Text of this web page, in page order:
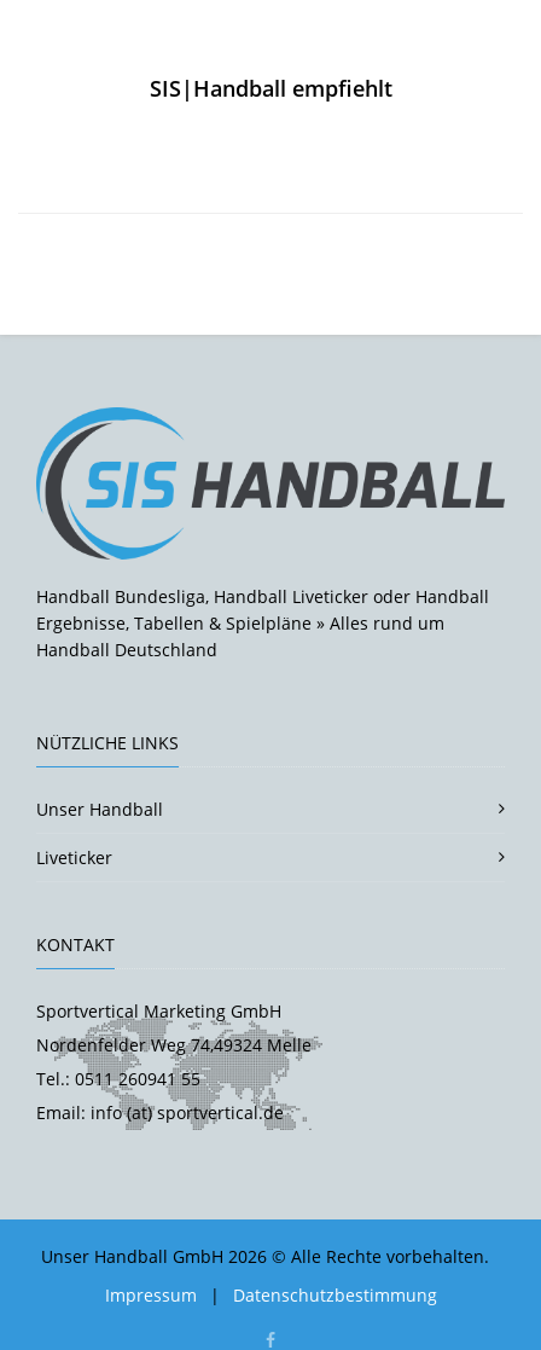
SIS|Handball empfiehlt
Handball Bundesliga, Handball Liveticker oder Handball
Ergebnisse, Tabellen & Spielpläne » Alles rund um
Handball Deutschland
NÜTZLICHE LINKS
Unser Handball
Liveticker
KONTAKT
Sportvertical Marketing GmbH
Nordenfelder Weg 74,49324 Melle
Tel.: 0511 260941 55
Email: info (at) sportvertical.de
Unser Handball GmbH 2026 © Alle Rechte vorbehalten.
Impressum
| Datenschutzbestimmung